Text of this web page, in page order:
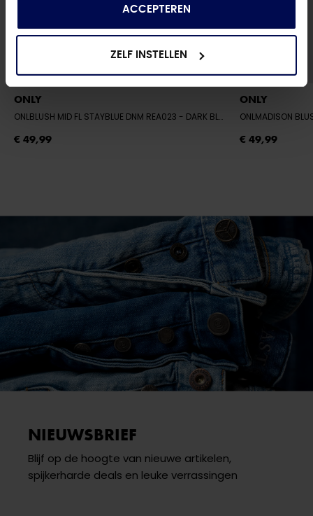
ACCEPTEREN
ZELF INSTELLEN
ONLY
ONLBLUSH MID FL STAYBLUE DNM REA023 - DARK BLUE DENIM
€ 49,99
ONLY
ONLMADISON
€ 49,99
NIEUWSBRIEF
Blijf op de hoogte van nieuwe artikelen,
spijkerharde deals en leuke verrassingen